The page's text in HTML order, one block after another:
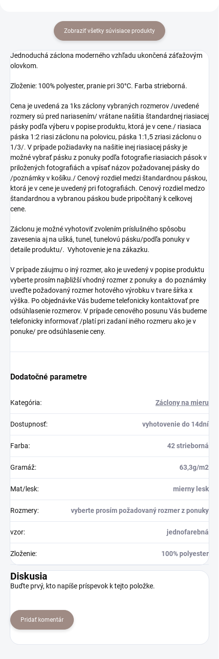
Zobraziť všetky súvisiace produkty
Jednoduchá záclona moderného vzhľadu ukončená záťažovým
olovkom.
Zloženie: 100% polyester, pranie pri 30°C. Farba strieborná.
Cena je uvedená za 1ks záclony vybraných rozmerov /uvedené
rozmery sú pred nariasením/ vrátane našitia štandardnej riasiacej
pásky podľa výberu v popise produktu, ktorá je v cene./ riasiaca
páska 1:2 riasi záclonu na polovicu, páska 1:1,5 zriasi záclonu o
1/3/. V prípade požiadavky na našitie inej riasiacej pásky je
možné vybrať pásku z ponuky podľa fotografie riasiacich pások v
priložených fotografiách a vpísať názov požadovanej pásky do
/poznámky v košíku./ Cenový rozdiel medzi štandardnou páskou,
ktorá je v cene je uvedený pri fotografiách. Cenový rozdiel medzo
štandardnou a vybranou páskou bude pripočítaný k celkovej
cene.
Záclonu je možné vyhotoviť zvolením príslušného spôsobu
zavesenia aj na ušká, tunel, tunelovú pásku/podľa ponuky v
detaile produktu/. Vyhotovenie je na zákazku.
V prípade záujmu o iný rozmer, ako je uvedený v popise produktu
vyberte prosím najbližší vhodný rozmer z ponuky a do poznámky
uveďte požadovaný rozmer hotového výrobku v tvare šírka x
výška. Po objednávke Vás budeme telefonicky kontaktovať pre
odsúhlasenie rozmerov. V prípade cenového posunu Vás budeme
telefonicky informovať /platí pri zadaní iného rozmeru ako je v
ponuke/ pre odsúhlasenie ceny.
Dodatočné parametre
Kategória: Záclony na mieru
Dostupnosť: vyhotovenie do 14dní
Farba: 42 strieborná
Gramáž: 63,3g/m2
Mat/lesk: mierny lesk
Rozmery: vyberte prosím požadovaný rozmer z ponuky
vzor: jednofarebná
Zloženie: 100% polyester
Diskusia
Buďte prvý, kto napíše príspevok k tejto položke.
Pridať komentár